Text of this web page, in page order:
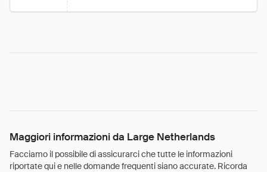
Maggiori informazioni da Large Netherlands
Facciamo il possibile di assicurarci che tutte le informazioni
riportate qui e nelle domande frequenti siano accurate. Ricorda